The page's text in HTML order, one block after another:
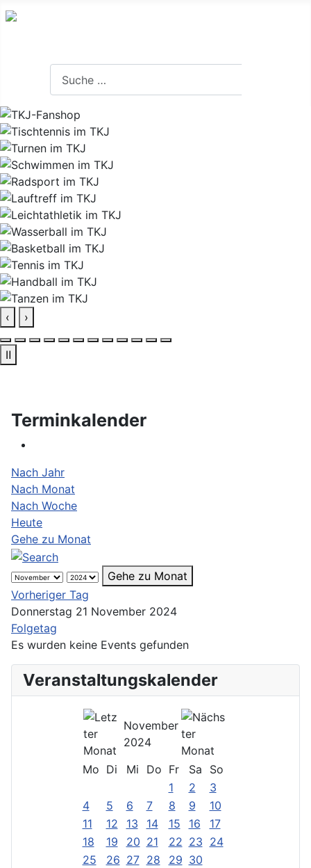
‹ ›
Ⅱ
Terminkalender
Nach Jahr
Nach Monat
Nach Woche
Heute
Gehe zu Monat
Gehe zu Monat
Vorheriger Tag
Donnerstag 21 November 2024
Folgetag
Es wurden keine Events gefunden
Veranstaltungskalender
November
2024
Mo Di Mi Do Fr Sa
So
1
2
3
4
5 6 7 8 9
10
11
12 13 14 15 16
17
18
19 20 21 22 23 24
25
26 27 28 29 30